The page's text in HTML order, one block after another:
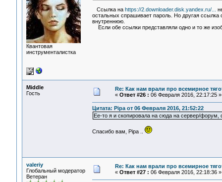
Квантовая
инструменталистка
Ссылка на https://2.downloader.disk.yandex.ru/...
остальных спрашивает пароль. Но другая
внутреннюю.
Если обе ссылки представляли одно и то же
Middle
Гость
Re: Как нам врали про всемирное
« Ответ #26 : 06 Февраля 2016, 22:17:25 »
Цитата: Pipa от 06 Февраля 2016, 21:52:22
Ее-то я и скопировала на сюда на сервер/
Спасибо вам, Pipa ..
valeriy
Глобальный модератор
Ветеран
Re: Как нам врали про всемирное
« Ответ #27 : 06 Февраля 2016, 22:18:36 »